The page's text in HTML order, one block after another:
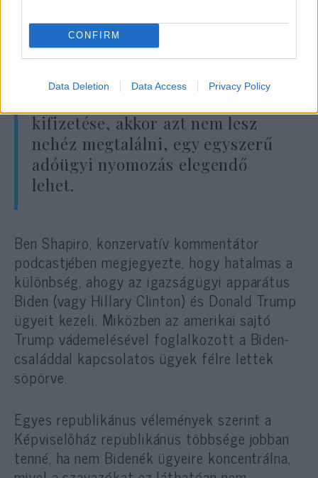
CONFIRM
Data Deletion Data Access Privacy Policy
annyira.
Hanson azt is megjegyezte, hogy
kifizetése, akkor azt nem lesz
nehéz megtalálni, egy egyszerű
adóügyi nyomozás elegendő
lehet.
Ben Shapiro, konzervatív kommentátor
podcastjében megjegyezte, hogy hatalmas a
különbség, ahogy az igazságügyi apparátus
Biden (vagy Hillary Clinton) és Donald Trump
ügyeit kezeli. Miközben az amerikai sajtó
Trump vádemelésével foglalkozott a Biden-
családdal kapcsolatos ügyek félre lettek
söpörve.
Egyes republikánus vélemények szerint a
Képviselőház republikánus többsége jobban
tenné, ha nem Bidenék ügyeire koncentrálna,